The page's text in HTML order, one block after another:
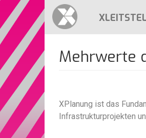
Direkt
zum
Inhalt
Mehrwerte
XPlanung ist das
Infrastrukturprojekten